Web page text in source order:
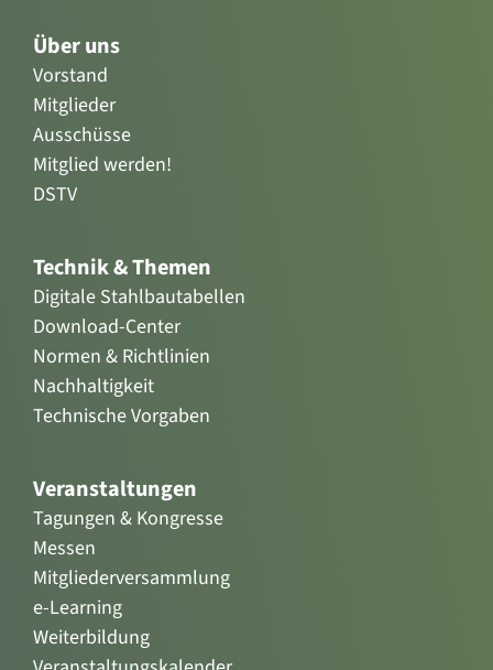
Über uns
Vorstand
Mitglieder
Ausschüsse
Mitglied werden!
DSTV
Technik & Themen
Digitale Stahlbautabellen
Download-Center
Normen & Richtlinien
Nachhaltigkeit
Technische Vorgaben
Veranstaltungen
Tagungen & Kongresse
Messen
Mitgliederversammlung
e-Learning
Weiterbildung